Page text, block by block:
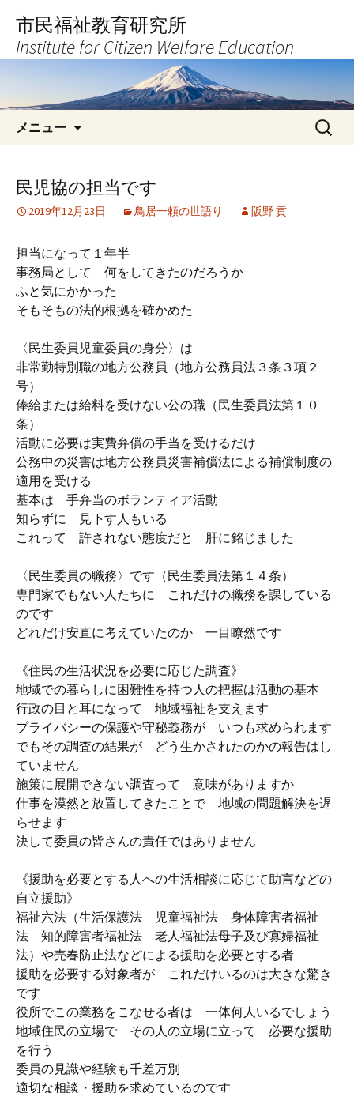
へ
キ
市民福祉教育研究所
Institute for Citizen Welfare Education
メニュー
検
索:
民児協の担当です
2019年12月23日 鳥居一頼の世語り 阪野 貢
担当になって１年半
事務局として 何をしてきたのだろうか
ふと気にかかった
そもそもの法的根拠を確かめた
〈民生委員児童委員の身分〉は
非常勤特別職の地方公務員（地方公務員法３条３項２
号）
俸給または給料を受けない公の職（民生委員法第１０
条）
活動に必要は実費弁償の手当を受けるだけ
公務中の災害は地方公務員災害補償法による補償制度の
適用を受ける
基本は 手弁当のボランティア活動
知らずに 見下す人もいる
これって 許されない態度だと 肝に銘じました
〈民生委員の職務〉です（民生委員法第１４条）
専門家でもない人たちに これだけの職務を課している
のです
どれだけ安直に考えていたのか 一目瞭然です
《住民の生活状況を必要に応じた調査》
地域での暮らしに困難性を持つ人の把握は活動の基本
行政の目と耳になって 地域福祉を支えます
プライバシーの保護や守秘義務が いつも求められます
でもその調査の結果が どう生かされたのかの報告はし
ていません
施策に展開できない調査って 意味がありますか
仕事を漠然と放置してきたことで 地域の問題解決を遅
らせます
決して委員の皆さんの責任ではありません
《援助を必要とする人への生活相談に応じて助言などの
自立援助》
福祉六法（生活保護法 児童福祉法 身体障害者福祉
法 知的障害者福祉法 老人福祉法母子及び寡婦福祉
法）や売春防止法などによる援助を必要とする者
援助を必要する対象者が これだけいるのは大きな驚き
です
役所でこの業務をこなせる者は 一体何人いるでしょう
地域住民の立場で その人の立場に立って 必要な援助
を行う
委員の見識や経験も千差万別
適切な相談・援助を求めているのです